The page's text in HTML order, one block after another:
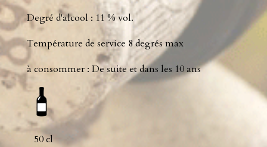
Degré d'alcool : 11 % vol.
Température de service 8 degrés max
à consommer : De suite et dans les 10 ans
50 cl